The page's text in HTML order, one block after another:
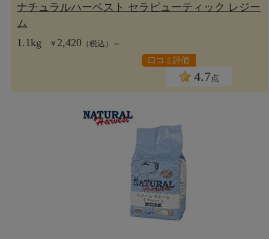
ナチュラルハーベスト セラピューティック レジー
ム
1.1kg ￥ 2,420 （税込）～
口コミ評価
4.7点